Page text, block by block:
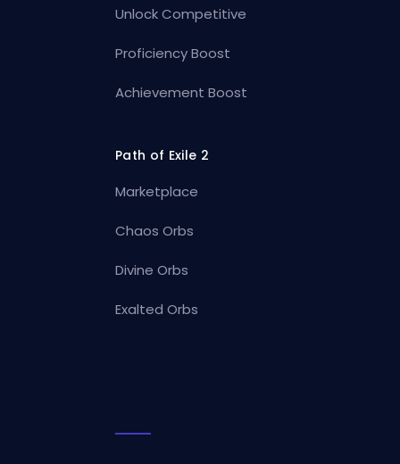
Unlock Competitive
Proficiency Boost
Achievement Boost
Path of Exile 2
Marketplace
Chaos Orbs
Divine Orbs
Exalted Orbs